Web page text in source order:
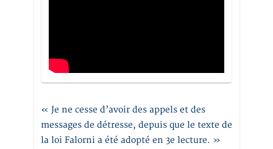
« Je ne cesse d’avoir des appels et des
messages de détresse, depuis que le texte de
la loi Falorni a été adopté en 3e lecture. »